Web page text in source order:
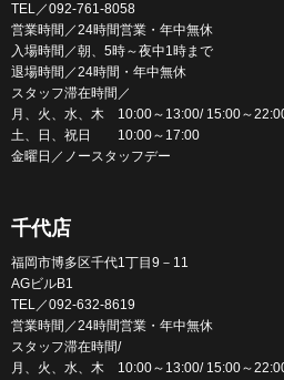
TEL／092-761-8058
営業時間／24時間営業・年中無休
入場時間／朝、5時～夜中1時まで
退場時間／24時間・年中無休
スタッフ滞在時間／
月、火、水、木 10:00～13:00/ 15:00～
土、日、祝日 10:00～17:00
金曜日／ノースタッフデー
千代店
福岡市博多区千代1丁目9－11
AGビルB1
TEL／092-632-8619
営業時間／24時間営業・年中無休
スタッフ滞在時間/
月、火、水、木 10:00～13:00/ 15:00～